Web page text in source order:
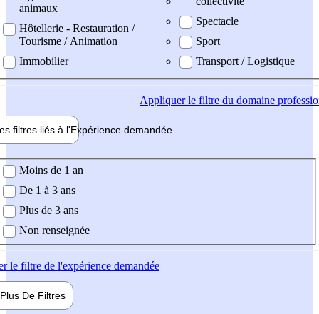
animaux
Hôtellerie - Restauration /
Tourisme / Animation
Immobilier
Spectacle
Sport
Transport / Logistique
Appliquerle filtre du domaine
filtres liés à l'Expérience demandée
demandée
Moins de 1 an
De 1 à 3 ans
Plus de 3 ans
Non renseignée
le filtre de l'expérience demandée
Plus De Filtres